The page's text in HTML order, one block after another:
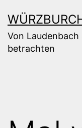
Inhalt
springen
Von Laudenbach
betrachten